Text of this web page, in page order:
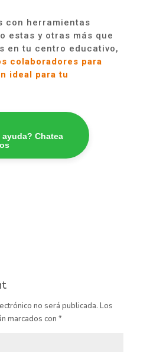
con herramientas
estas y otras más que
en tu centro educativo,
colaboradores para
ideal para tu
Chatea
no será publicada. Los
marcados con *